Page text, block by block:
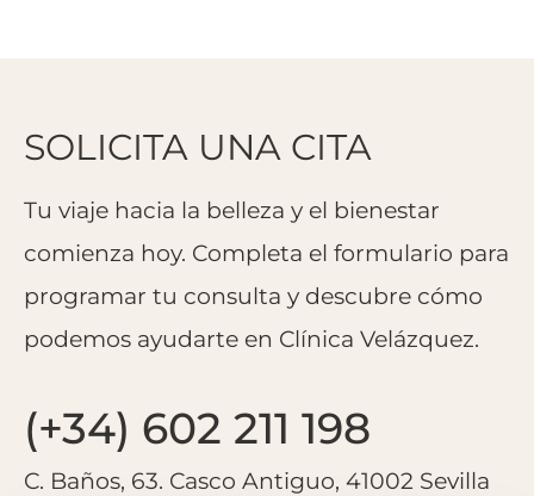
SOLICITA UNA CITA
Tu viaje hacia la belleza y el bienestar
comienza hoy. Completa el formulario para
programar tu consulta y descubre cómo
podemos ayudarte en Clínica Velázquez.
(+34) 602 211 198
C. Baños, 63. Casco Antiguo, 41002 Sevilla